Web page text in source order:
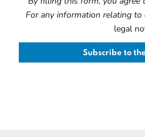
For any information relating
legal